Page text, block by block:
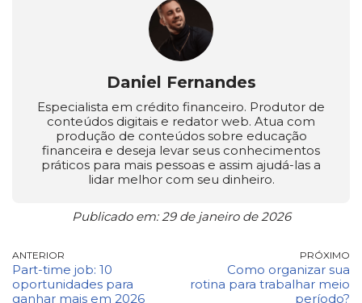
Daniel Fernandes
Especialista em crédito financeiro. Produtor de
conteúdos digitais e redator web. Atua com
produção de conteúdos sobre educação
financeira e deseja levar seus conhecimentos
práticos para mais pessoas e assim ajudá-las a
lidar melhor com seu dinheiro.
Publicado em: 29 de janeiro de 2026
ANTERIOR
Part-time job: 10
oportunidades para
ganhar mais em 2026
PRÓXIMO
Como organizar sua
rotina para trabalhar meio
período?